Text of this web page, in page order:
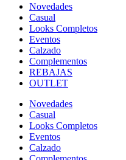
Novedades
Casual
Looks Completos
Eventos
Calzado
Complementos
REBAJAS
OUTLET
Novedades
Casual
Looks Completos
Eventos
Calzado